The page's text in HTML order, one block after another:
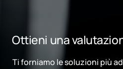
Ottieni una
Ti forniamo le soluzioni più